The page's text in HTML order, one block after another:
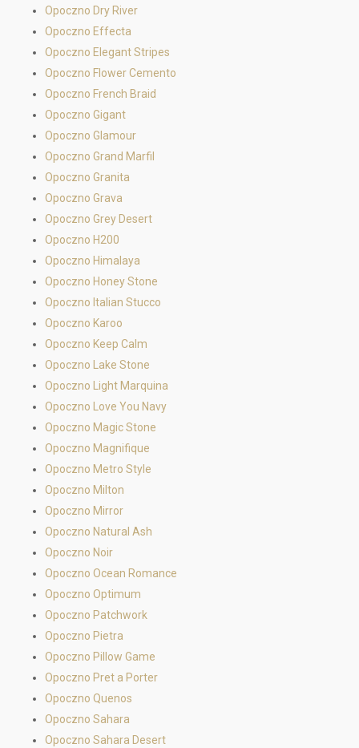
Opoczno Dry River
Opoczno Effecta
Opoczno Elegant Stripes
Opoczno Flower Cemento
Opoczno French Braid
Opoczno Gigant
Opoczno Glamour
Opoczno Grand Marfil
Opoczno Granita
Opoczno Grava
Opoczno Grey Desert
Opoczno H200
Opoczno Himalaya
Opoczno Honey Stone
Opoczno Italian Stucco
Opoczno Karoo
Opoczno Keep Calm
Opoczno Lake Stone
Opoczno Light Marquina
Opoczno Love You Navy
Opoczno Magic Stone
Opoczno Magnifique
Opoczno Metro Style
Opoczno Milton
Opoczno Mirror
Opoczno Natural Ash
Opoczno Noir
Opoczno Ocean Romance
Opoczno Optimum
Opoczno Patchwork
Opoczno Pietra
Opoczno Pillow Game
Opoczno Pret a Porter
Opoczno Quenos
Opoczno Sahara
Opoczno Sahara Desert